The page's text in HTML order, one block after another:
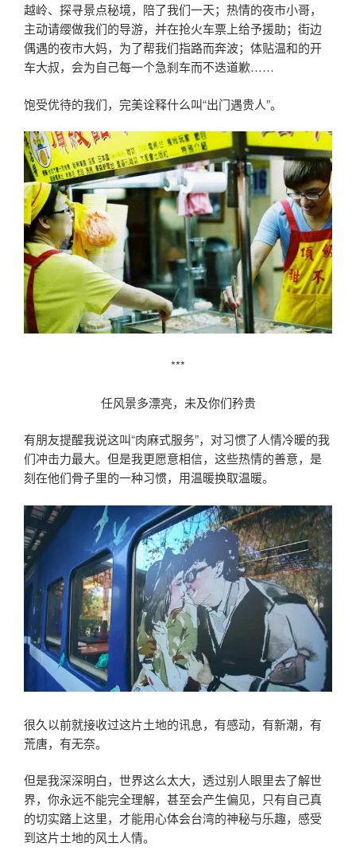
越岭、探寻景点秘境，陪了我们一天；热情的夜市小哥，
主动请缨做我们的导游，并在抢火车票上给予援助；街边
偶遇的夜市大妈，为了帮我们指路而奔波；体贴温和的开
车大叔，会为自己每一个急刹车而不迭道歉……
饱受优待的我们，完美诠释什么叫“出门遇贵人”。
***
任风景多漂亮，未及你们矜贵
有朋友提醒我说这叫“肉麻式服务”，对习惯了人情冷暖的我
们冲击力最大。但是我更愿意相信，这些热情的善意，是
刻在他们骨子里的一种习惯，用温暖换取温暖。
很久以前就接收过这片土地的讯息，有感动，有新潮，有
荒唐，有无奈。
但是我深深明白，世界这么太大，透过别人眼里去了解世
界，你永远不能完全理解，甚至会产生偏见，只有自己真
的切实踏上这里，才能用心体会台湾的神秘与乐趣，感受
到这片土地的风土人情。